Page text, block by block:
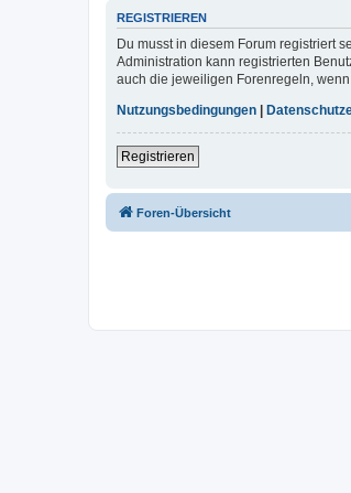
REGISTRIEREN
Du musst in diesem Forum registriert
Administration kann registrierten
auch die jeweiligen Forenregeln,
Nutzungsbedingungen |
Registrieren
Foren-Übersicht